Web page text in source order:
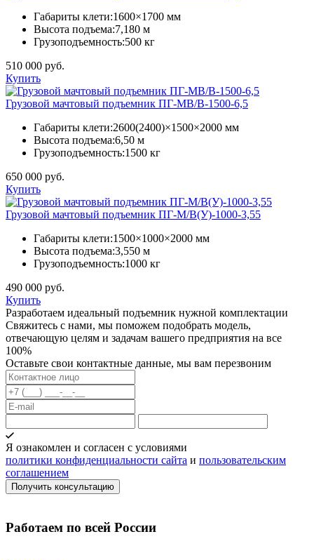
Габариты клети:1600×1700 мм
Высота подъема:7,180 м
Грузоподъемность:500 кг
510 000 руб.
Купить
Грузовой мачтовый подъемник ПГ-МВ/В-1500-6,5
Габариты клети:2600(2400)×1500×2000 мм
Высота подъема:6,50 м
Грузоподъемность:1500 кг
650 000 руб.
Купить
Грузовой мачтовый подъемник ПГ-М/В(У)-1000-3,55
Габариты клети:1500×1000×2000 мм
Высота подъема:3,550 м
Грузоподъемность:1000 кг
490 000 руб.
Купить
Разработаем идеальный подъемник нужной комплектации
Свяжитесь с нами, мы поможем подобрать модель,
отвечающую целям и задачам вашего предприятия на все
100%
Оставьте свои контактные данные, мы вам перезвоним
Я ознакомлен и согласен с условиями
политики конфиденциальности сайта и пользовательским
соглашением
Работаем по всей России